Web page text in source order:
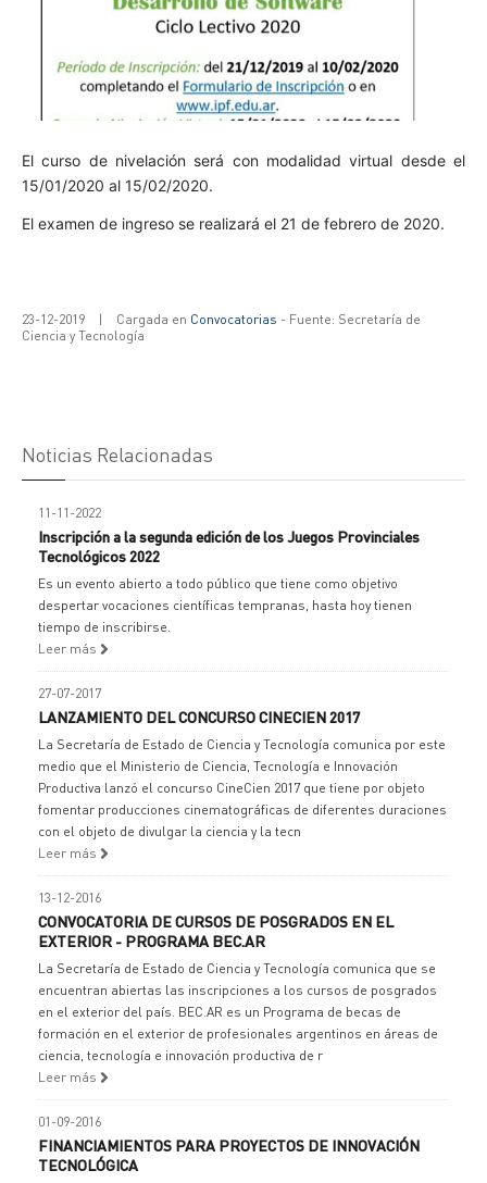
El curso de nivelación será con modalidad virtual desde el
15/01/2020 al 15/02/2020.
El examen de ingreso se realizará el 21 de febrero de 2020.
23-12-2019 | Cargada en Convocatorias - Fuente: Secretaría de
Ciencia y Tecnología
Noticias Relacionadas
11-11-2022
Inscripción a la segunda edición de los Juegos Provinciales
Tecnológicos 2022
Es un evento abierto a todo público que tiene como objetivo
despertar vocaciones científicas tempranas, hasta hoy tienen
tiempo de inscribirse.
Leer más
27-07-2017
LANZAMIENTO DEL CONCURSO CINECIEN 2017
La Secretaría de Estado de Ciencia y Tecnología comunica por este
medio que el Ministerio de Ciencia, Tecnología e Innovación
Productiva lanzó el concurso CineCien 2017 que tiene por objeto
fomentar producciones cinematográficas de diferentes duraciones
con el objeto de divulgar la ciencia y la tecn
Leer más
13-12-2016
CONVOCATORIA DE CURSOS DE POSGRADOS EN EL
EXTERIOR - PROGRAMA BEC.AR
La Secretaría de Estado de Ciencia y Tecnología comunica que se
encuentran abiertas las inscripciones a los cursos de posgrados
en el exterior del país. BEC.AR es un Programa de becas de
formación en el exterior de profesionales argentinos en áreas de
ciencia, tecnología e innovación productiva de r
Leer más
01-09-2016
FINANCIAMIENTOS PARA PROYECTOS DE INNOVACIÓN
TECNOLÓGICA